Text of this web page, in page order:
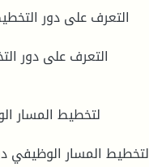
لتخطيط المسار
لتخطيط المسار الوظيفي